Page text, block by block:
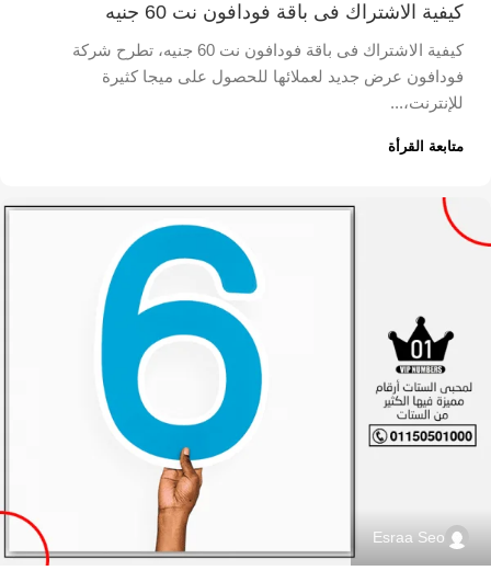
كيفية الاشتراك فى باقة فودافون نت 60 جنيه
كيفية الاشتراك فى باقة فودافون نت 60 جنيه، تطرح شركة
فودافون عرض جديد لعملائها للحصول على ميجا كثيرة
للإنترنت،...
متابعة القرأة
Esraa Seo